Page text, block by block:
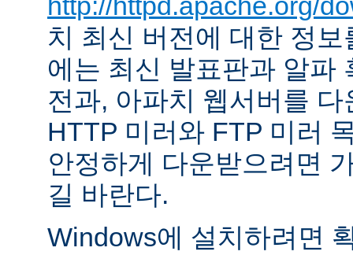
치 최신 버전에 대한 정
에는 최신 발표판과 알파
전과, 아파치 웹서버를
HTTP 미러와 FTP 미러
안정하게 다운받으려면
길 바란다.
Windows에 설치하려면